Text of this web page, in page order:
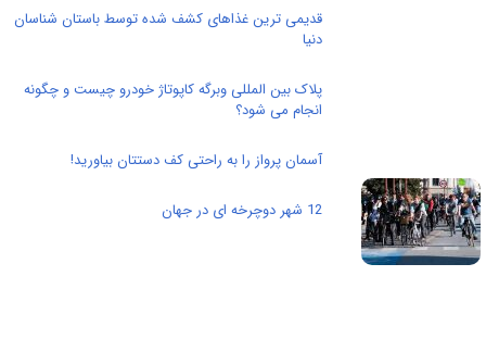
قدیمی ترین غذاهای کشف شده توسط باستان شناسان
دنیا
پلاک بین ‌المللی وبرگه کاپوتاژ خودرو چیست و چگونه
انجام می شود؟
آسمان پرواز را به راحتی کف دستتان بیاورید!
12 شهر دوچرخه ای در جهان